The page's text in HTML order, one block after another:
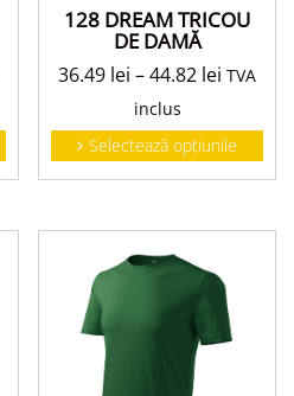
128 DREAM TRICOU
DE DAMĂ
36.49 lei –44.82 lei TVA
inclus
Selectează opțiunile